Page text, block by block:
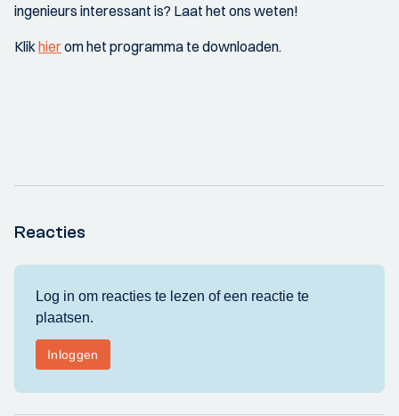
ingenieurs interessant is? Laat het ons weten!
Klikhierom het programma te downloaden.
Reacties